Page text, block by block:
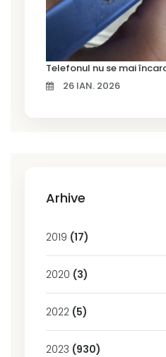
26 IAN. 2026
Arhive
2019 (17)
2020 (3)
2022 (5)
2023 (930)